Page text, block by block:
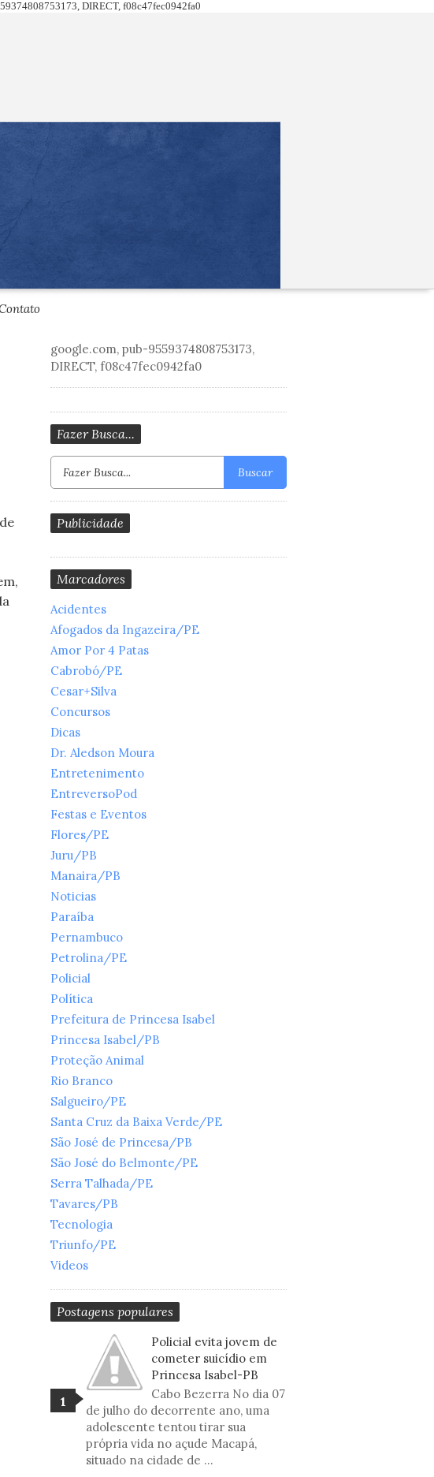
DIRECT, f08c47fec0942fa0
google.com, pub-9559374808753173,
DIRECT, f08c47fec0942fa0
Fazer Busca...
Buscar
Publicidade
Marcadores
Acidentes
Afogados da Ingazeira/PE
Amor Por 4 Patas
Cabrobó/PE
Cesar+Silva
Concursos
Dicas
Dr. Aledson Moura
Entretenimento
EntreversoPod
Festas e Eventos
Flores/PE
Juru/PB
Manaira/PB
Noticias
Paraíba
Pernambuco
Petrolina/PE
Policial
Política
Prefeitura de Princesa Isabel
Princesa Isabel/PB
Proteção Animal
Rio Branco
Salgueiro/PE
Santa Cruz da Baixa Verde/PE
São José de Princesa/PB
São José do Belmonte/PE
Serra Talhada/PE
Tavares/PB
Tecnologia
Triunfo/PE
Videos
Postagens populares
Policial evita jovem de
cometer suicídio em
Princesa Isabel-PB
Cabo Bezerra No dia 07
de julho do decorrente ano, uma
adolescente tentou tirar sua
própria vida no açude Macapá,
situado na cidade de ...